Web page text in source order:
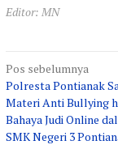
Editor: MN
Navigasi
pos
Pos sebelumnya
Polresta Pontianak
Materi Anti Bullying
Bahaya Judi Online
SMK Negeri 3